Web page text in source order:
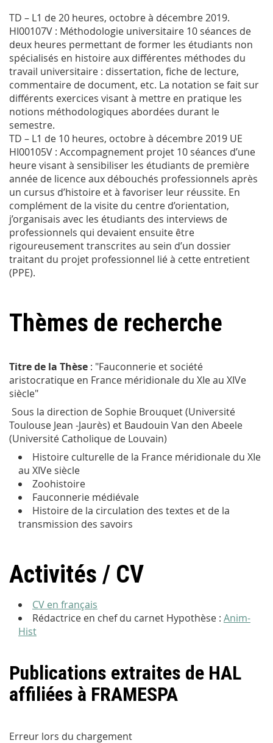
TD – L1 de 20 heures, octobre à décembre 2019.
HI00107V : Méthodologie universitaire 10 séances de
deux heures permettant de former les étudiants non
spécialisés en histoire aux différentes méthodes du
travail universitaire : dissertation, fiche de lecture,
commentaire de document, etc. La notation se fait sur
différents exercices visant à mettre en pratique les
notions méthodologiques abordées durant le
semestre.
TD – L1 de 10 heures, octobre à décembre 2019 UE
HI00105V : Accompagnement projet 10 séances d’une
heure visant à sensibiliser les étudiants de première
année de licence aux débouchés professionnels après
un cursus d’histoire et à favoriser leur réussite. En
complément de la visite du centre d’orientation,
j’organisais avec les étudiants des interviews de
professionnels qui devaient ensuite être
rigoureusement transcrites au sein d’un dossier
traitant du projet professionnel lié à cette entretient
(PPE).
Thèmes de recherche
Titre de la Thèse : "Fauconnerie et société
aristocratique en France méridionale du XIe au XIVe
siècle"
Sous la direction de Sophie Brouquet (Université
Toulouse Jean -Jaurès) et Baudouin Van den Abeele
(Université Catholique de Louvain)
Histoire culturelle de la France méridionale du XIe
au XIVe siècle
Zoohistoire
Fauconnerie médiévale
Histoire de la circulation des textes et de la
transmission des savoirs
Activités / CV
CV en français
Rédactrice en chef du carnet Hypothèse : Anim-
Hist
Publications extraites de HAL
affiliées à FRAMESPA
Erreur lors du chargement